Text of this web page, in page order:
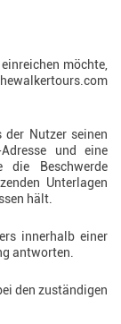
möchte,
der Nutzer seinen
und eine
die Beschwerde
Unterlagen
hält.
innerhalb einer
antworten.
den zuständigen